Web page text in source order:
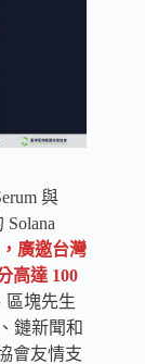
與
廣邀台灣
高達 100
區塊先生
鏈新聞和
會友情支